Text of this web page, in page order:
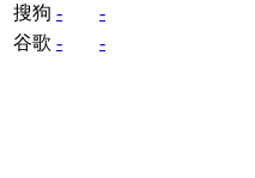
搜狗 -
-
谷歌 - -